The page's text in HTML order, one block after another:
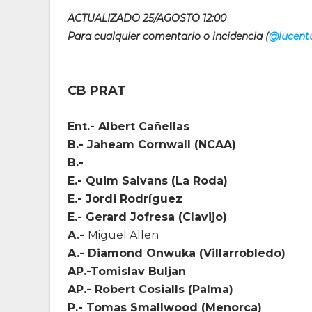
ACTUALIZADO 25/AGOSTO 12:00
Para cualquier comentario o incidencia (
CB PRAT
Ent.- Albert Cañellas
B.- Jaheam Cornwall (NCAA)
B.-
E.- Quim Salvans (La Roda)
E.- Jordi Rodríguez
E.- Gerard Jofresa (Clavijo)
A.- Miguel Allen
A.- Diamond Onwuka (Villarrobledo)
AP.-Tomislav Buljan
AP.- Robert Cosialls (Palma)
P.- Tomas Smallwood (Menorca)